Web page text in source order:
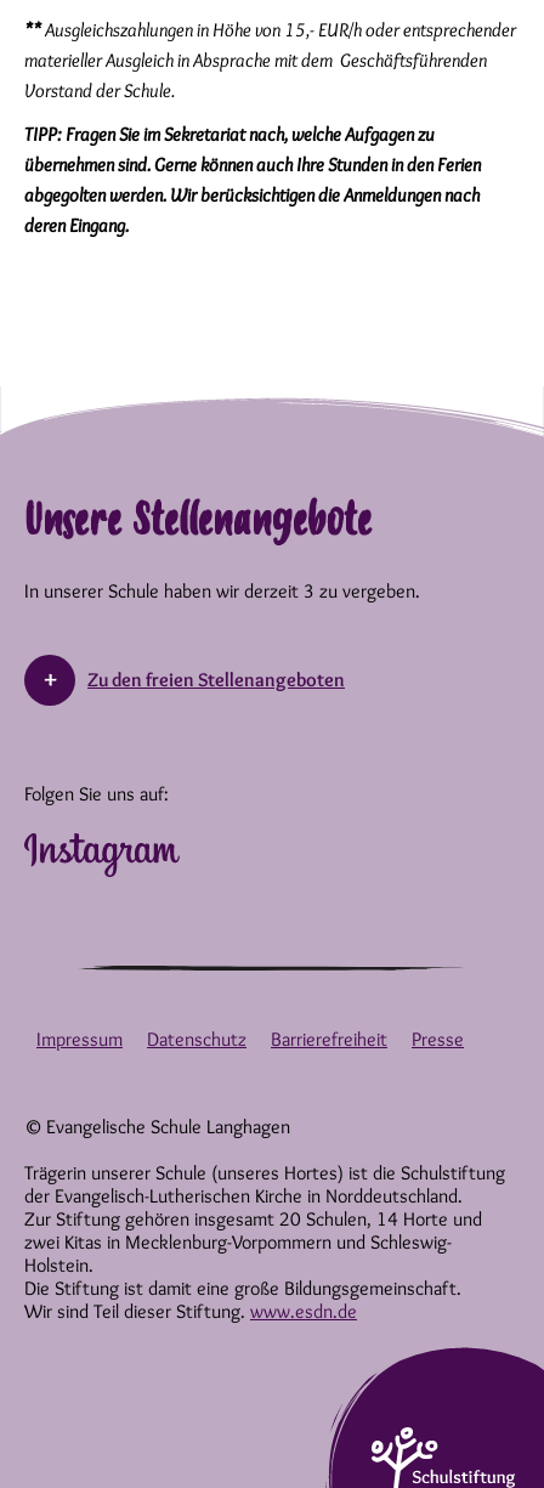
**Ausgleichszahlungen in Höhe von 15,- EUR/h oder entsprechender
materieller Ausgleich in Absprache mit dem Geschäftsführenden
Vorstand der Schule.
TIPP: Fragen Sie im Sekretariat nach, welche Aufgagen zu
übernehmen sind. Gerne können auch Ihre Stunden in den Ferien
abgegolten werden. Wir berücksichtigen die Anmeldungen nach
deren Eingang.
Unsere Stellenangebote
In unserer Schule haben wir derzeit 3 zu vergeben.
Zu den freien Stellenangeboten
Folgen Sie uns auf:
© Evangelische Schule Langhagen
Trägerin unserer Schule (unseres Hortes) ist die Schulstiftung
der Evangelisch-Lutherischen Kirche in Norddeutschland.
Zur Stiftung gehören insgesamt 20 Schulen, 14 Horte und
zwei Kitas in Mecklenburg-Vorpommern und Schleswig-
Holstein.
Die Stiftung ist damit eine große Bildungsgemeinschaft.
Wir sind Teil dieser Stiftung. www.esdn.de
Impressum Datenschutz Barrierefreiheit Presse